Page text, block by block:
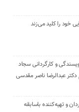
خود را کلید می‌زند
و کارگردانی سجاد
دکتر عبدالرضا ناصر مقدسی
و تهیه‌کننده باسابقه